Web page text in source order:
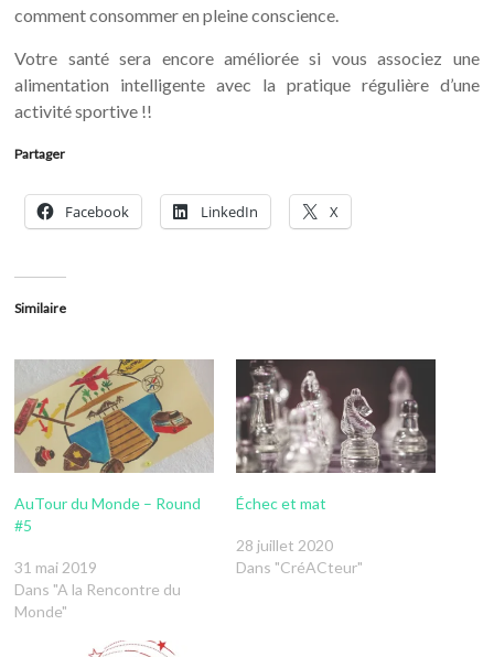
comment consommer en pleine conscience.
Votre santé sera encore améliorée si vous associez une
alimentation intelligente avec la pratique régulière d’une
activité sportive !!
Partager
Facebook LinkedIn X
Similaire
AuTour du Monde – Round
#5
31 mai 2019
Dans "A la Rencontre du
Monde"
Échec et mat
28 juillet 2020
Dans "CréACteur"